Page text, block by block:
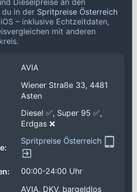
in der Spritpreise Österreich
– inklusive Echtzeitdaten,
mit anderen
AVIA
Wiener Straße 33, 4481
Asten
Diesel ✅, Super 95 ✅,
Erdgas ❌
Spritpreise Österreich
00:00-24:00 Uhr
AVIA, DKV, bargeldlos